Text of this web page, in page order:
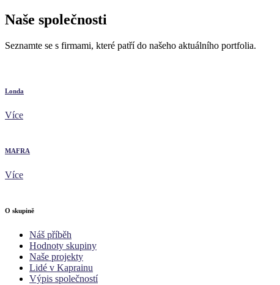
Naše společnosti
Seznamte se s firmami, které patří do našeho aktuálního portfolia.
Londa
Více
MAFRA
Více
O skupině
Náš příběh
Hodnoty skupiny
Naše projekty
Lidé v Kaprainu
Výpis společností